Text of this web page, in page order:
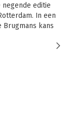
negende editie
In een
kans
ontwerpend
hefboom om
te helpen